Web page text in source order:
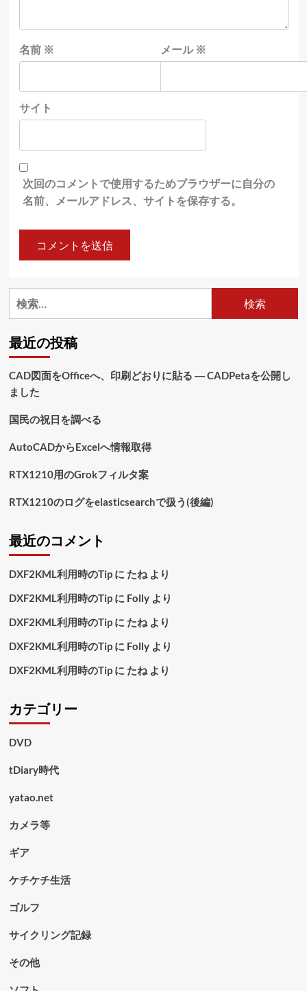
名前 ※ メール ※
サイト
次回のコメントで使用するためブラウザーに自分の
名前、メールアドレス、サイトを保存する。
検
索:
最近の投稿
CAD図面をOfficeへ、印刷どおりに貼る ― CADPetaを公開し
ました
国民の祝日を調べる
AutoCADからExcelへ情報取得
RTX1210用のGrokフィルタ案
RTX1210のログをelasticsearchで扱う(後編)
最近のコメント
DXF2KML利用時のTipに たねより
DXF2KML利用時のTipに Follyより
DXF2KML利用時のTipに たねより
DXF2KML利用時のTipに Follyより
DXF2KML利用時のTipに たねより
カテゴリー
DVD
tDiary時代
yatao.net
カメラ等
ギア
ケチケチ生活
ゴルフ
サイクリング記録
その他